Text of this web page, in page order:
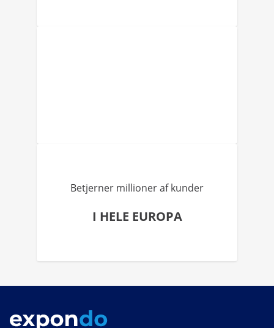
Betjerner millioner af kunder
I HELE EUROPA